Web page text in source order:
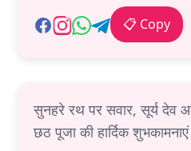
📋 Copy
सुनहरे रथ पर सवार, सूर्य देव
छठ पूजा की हार्दिक